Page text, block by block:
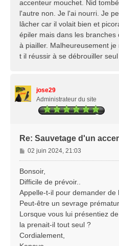
g
e
accenteur mouchet. Nid
l'autre non. Je l'ai nourri. Je
lâcher car il volait bien et
épiler mais dans les
à piailler. Malheureusement
t il réussir à se débrouiller
jose29
Administrateur du site
Re: Sauvetage d'un
M
e
a
g
e
02 juin 2024, 21:03
Bonsoir,
Difficile de prévoir..
Appelle-t-il pour demander de
Peut-être un sevrage
Lorsque vous lui présentiez
la prenait-il tout seul ?
Cordialement,